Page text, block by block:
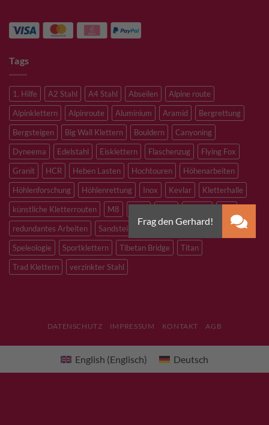
Tags
1. Hilfe A2 Stahl A4 Stahl Abseilen
Alpine route
Alpinklettern
Alpinroute Aluminium Aramid
Bergrettung
Bergsteigen
Big Wall Klettern Bouldern
Canyoning
Dyneema
Edelstahl Eisklettern Flaschenzug
Flying Fox
Granit
HCR Heben Lasten Hochtouren
Höhenarbeiten
Höhlenforschung
Höhlenrettung Inox Kevlar
Kletterhalle
künstliche Kletterrouten
M8
redundantes Arbeiten
Sandstein Skitouren
Speleologie
Sportklettern Tibetan Bridge
Titan
Trad Klettern
verzinkter Stahl
DATENSCHUTZ IMPRESSUM KONTAKT AGB
English (Englisch) Deutsch